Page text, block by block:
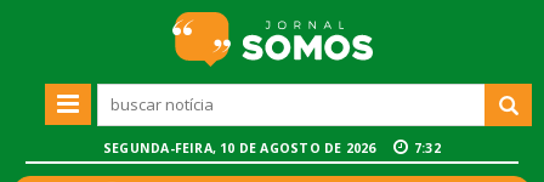
SEGUNDA-FEIRA, 10 DE AGOSTO DE 2026 7:32